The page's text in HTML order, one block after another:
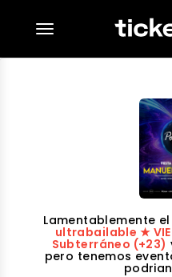
desplegar navegación
Lamentablemente
ultrabailable ★
Subterráneo (+23)
pero tenemos